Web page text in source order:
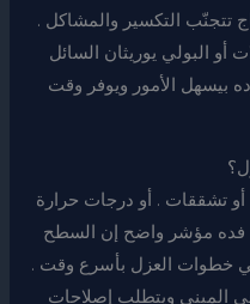
تتجنّب التكسير والمشاكل .
البولي يوريثان السائل
بيسهل الأمور ويوفر وقت
تشققات . أو درجات حرارة
فده مؤشر واضح إن السطح
خطوات العزل بأسرع وقت .
المبنى ويتطلب إصلاحات